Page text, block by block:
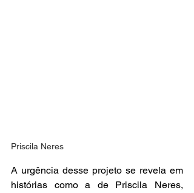
Priscila Neres
A urgência desse projeto se revela em
histórias como a de Priscila Neres,